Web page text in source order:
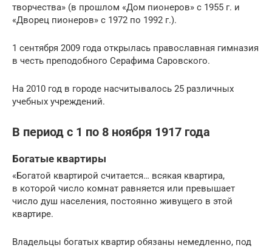
творчества» (в прошлом «Дом пионеров» с 1955 г. и
«Дворец пионеров» с 1972 по 1992 г.).
1 сентября 2009 года открылась православная гимназия
в честь преподобного Серафима Саровского.
На 2010 год в городе насчитывалось 25 различных
учебных учреждений.
В период с 1 по 8 ноября 1917 года
Богатые квартиры
«Богатой квартирой считается… всякая квартира,
в которой число комнат равняется или превышает
число душ населения, постоянно живущего в этой
квартире.
Владельцы богатых квартир обязаны немедленно, под